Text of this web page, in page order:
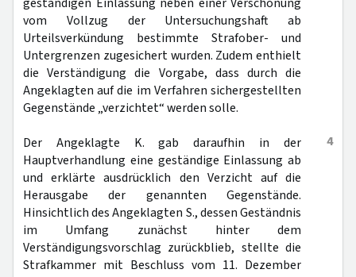
vom Vollzug der Untersuchungshaft ab
Urteilsverkündung bestimmte Strafober- und
Untergrenzen zugesichert wurden. Zudem enthielt
die Verständigung die Vorgabe, dass durch die
Angeklagten auf die im Verfahren sichergestellten
Gegenstände „verzichtet“ werden solle.
4
Der Angeklagte K. gab daraufhin in der
Hauptverhandlung eine geständige Einlassung ab
und erklärte ausdrücklich den Verzicht auf die
Herausgabe der genannten Gegenstände.
Hinsichtlich des Angeklagten S., dessen Geständnis
im Umfang zunächst hinter dem
Verständigungsvorschlag zurückblieb, stellte die
Strafkammer mit Beschluss vom 11. Dezember